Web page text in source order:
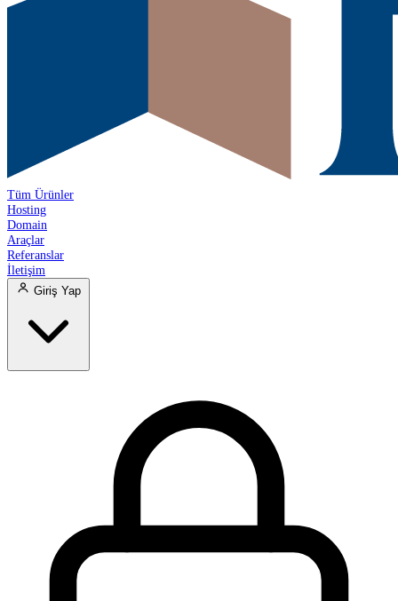
Tüm Ürünler
Hosting
Domain
Araçlar
Referanslar
İletişim
Giriş Yap